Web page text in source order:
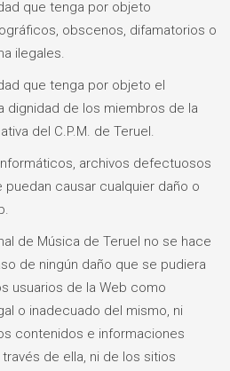
que tenga por objeto
obscenos, difamatorios o
ilegales.
que tenga por objeto el
dignidad de los miembros de la
del C.P.M. de Teruel.
archivos defectuosos
puedan causar cualquier daño o
de Música de Teruel no se hace
de ningún daño que se pudiera
usuarios de la Web como
o inadecuado del mismo, ni
contenidos e informaciones
de ella, ni de los sitios